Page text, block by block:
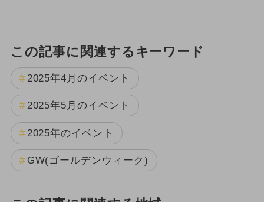
この記事に関連するキーワード
2025年4月のイベント
2025年5月のイベント
2025年のイベント
GW(ゴールデンウィーク)